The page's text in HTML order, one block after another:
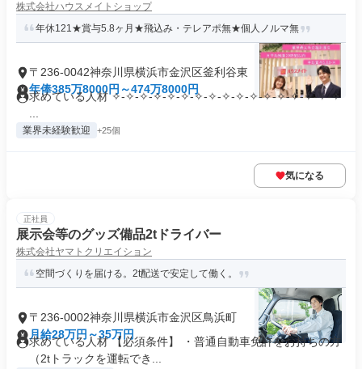
株式会社ハウスメイトショップ
年休121★賞与5.8ヶ月★飛込み・テレアポ無★個人ノルマ無
〒236-0042神奈川県横浜市金沢区釜利谷東
年俸385万8000円～474万8000円
求めている人材 ✧-✧-✧-✧-✧-✧-✧-✧-✧-✧-✧-✧-✧-✧-✧-✧-✧
業界未経験歓迎 +25個
気になる
正社員
展示会等のグッズ備品2tドライバー
株式会社ヤマトクリエイション
空間づくりを届ける。2t配送で安定して働く。
〒236-0002神奈川県横浜市金沢区鳥浜町
月給28万円～35万円
求めている人材 【必須条件】 ・普通自動車免許をお持ちの方
（2tトラックを運転でき...